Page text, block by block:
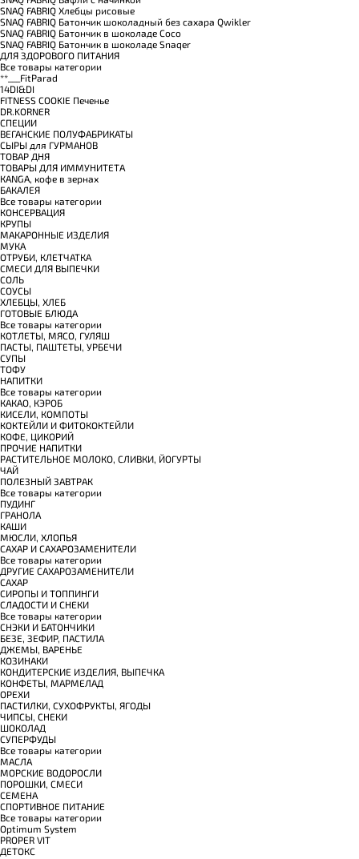
SNAQ FABRIQ Хлебцы рисовые
SNAQ FABRIQ Батончик шоколадный без сахара Qwikler
SNAQ FABRIQ Батончик в шоколаде Coco
SNAQ FABRIQ Батончик в шоколаде Snaqer
ДЛЯ ЗДОРОВОГО ПИТАНИЯ
Все товары категории
**___FitParad
14DI&DI
FITNESS COOKIE Печенье
DR.KORNER
СПЕЦИИ
ВЕГАНСКИЕ ПОЛУФАБРИКАТЫ
СЫРЫ для ГУРМАНОВ
TОВАР ДНЯ
TОВАРЫ ДЛЯ ИММУНИТЕТА
КANGA, кофе в зернах
БАКАЛЕЯ
Все товары категории
КОНСЕРВАЦИЯ
КРУПЫ
МАКАРОННЫЕ ИЗДЕЛИЯ
МУКА
ОТРУБИ, КЛЕТЧАТКА
СМЕСИ ДЛЯ ВЫПЕЧКИ
СОЛЬ
СОУСЫ
ХЛЕБЦЫ, ХЛЕБ
ГОТОВЫЕ БЛЮДА
Все товары категории
КОТЛЕТЫ, МЯСО, ГУЛЯШ
ПАСТЫ, ПАШТЕТЫ, УРБЕЧИ
СУПЫ
ТОФУ
НАПИТКИ
Все товары категории
КАКАО, КЭРОБ
КИСЕЛИ, КОМПОТЫ
КОКТЕЙЛИ И ФИТОКОКТЕЙЛИ
КОФЕ, ЦИКОРИЙ
ПРОЧИЕ НАПИТКИ
РАСТИТЕЛЬНОЕ МОЛОКО, СЛИВКИ, ЙОГУРТЫ
ЧАЙ
ПОЛЕЗНЫЙ ЗАВТРАК
Все товары категории
ПУДИНГ
ГРАНОЛА
КАШИ
МЮСЛИ, ХЛОПЬЯ
САХАР И САХАРОЗАМЕНИТЕЛИ
Все товары категории
ДРУГИЕ САХАРОЗАМЕНИТЕЛИ
САХАР
СИРОПЫ И ТОППИНГИ
СЛАДОСТИ И СНЕКИ
Все товары категории
СНЭКИ И БАТОНЧИКИ
БЕЗЕ, ЗЕФИР, ПАСТИЛА
ДЖЕМЫ, ВАРЕНЬЕ
КОЗИНАКИ
КОНДИТЕРСКИЕ ИЗДЕЛИЯ, ВЫПЕЧКА
КОНФЕТЫ, МАРМЕЛАД
ОРЕХИ
ПАСТИЛКИ, СУХОФРУКТЫ, ЯГОДЫ
ЧИПСЫ, СНЕКИ
ШОКОЛАД
СУПЕРФУДЫ
Все товары категории
МАСЛА
МОРСКИЕ ВОДОРОСЛИ
ПОРОШКИ, СМЕСИ
СЕМЕНА
СПОРТИВНОЕ ПИТАНИЕ
Все товары категории
Optimum System
PROPER VIT
ДЕТОКС